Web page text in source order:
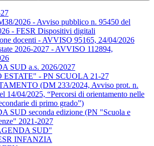
2026 - Avviso pubblico n. 95450 del
- FESR Dispositivi digitali
docenti - AVVISO 95165, 24/04/2026
2026-2027 - AVVISO 112894,
SUD a.s. 2026/2027
ESTATE" - PN SCUOLA 21-27
(DM 233/2024, Avviso prot. n.
14/04/2025, “Percorsi di orientamento nelle
di primo grado”)
SUD seconda edizione (PN "Scuola e
2021-2027
SUD"
INFANZIA